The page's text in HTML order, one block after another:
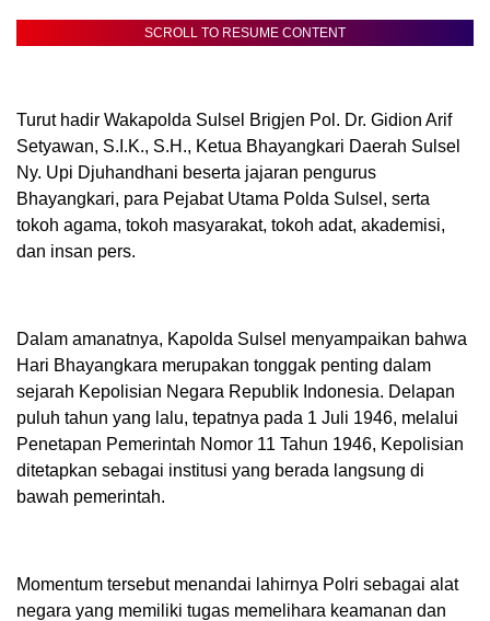
SCROLL TO RESUME CONTENT
Turut hadir Wakapolda Sulsel Brigjen Pol. Dr. Gidion Arif
Setyawan, S.I.K., S.H., Ketua Bhayangkari Daerah Sulsel
Ny. Upi Djuhandhani beserta jajaran pengurus
Bhayangkari, para Pejabat Utama Polda Sulsel, serta
tokoh agama, tokoh masyarakat, tokoh adat, akademisi,
dan insan pers.
Dalam amanatnya, Kapolda Sulsel menyampaikan bahwa
Hari Bhayangkara merupakan tonggak penting dalam
sejarah Kepolisian Negara Republik Indonesia. Delapan
puluh tahun yang lalu, tepatnya pada 1 Juli 1946, melalui
Penetapan Pemerintah Nomor 11 Tahun 1946, Kepolisian
ditetapkan sebagai institusi yang berada langsung di
bawah pemerintah.
Momentum tersebut menandai lahirnya Polri sebagai alat
negara yang memiliki tugas memelihara keamanan dan